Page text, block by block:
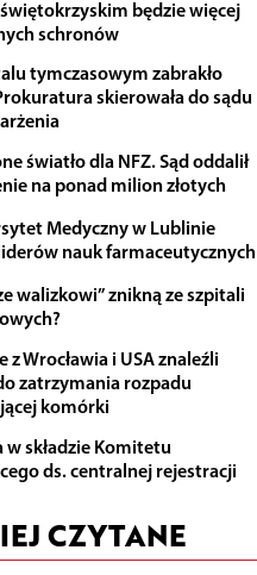
będzie więcej
schronów
tymczasowym zabrakło
skierowała do sądu
światło dla NFZ. Sąd oddalił
na ponad milion złotych
Medyczny w Lublinie
nauk farmaceutycznych
walizkowi” znikną ze szpitali
z Wrocławia i USA znaleźli
zatrzymania rozpadu
komórki
w składzie Komitetu
ds. centralnej rejestracji
CZYTANE